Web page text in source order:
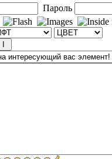
Пароль